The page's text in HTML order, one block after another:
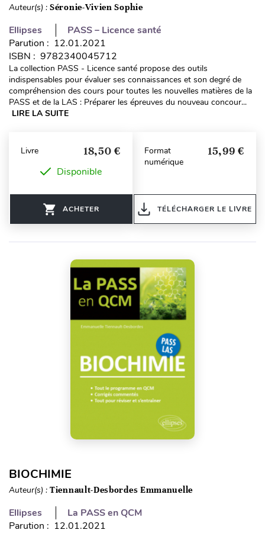
Auteur(s) : Séronie-Vivien Sophie
Ellipses
PASS – Licence santé
Parution : 12.01.2021
ISBN : 9782340045712
La collection PASS - Licence santé propose des outils
indispensables pour évaluer ses connaissances et son degré de
compréhension des cours pour toutes les nouvelles matières de la
PASS et de la LAS : Préparer les épreuves du nouveau concour...
LIRE LA SUITE
Livre 18,50 €
Disponible
ACHETER
Format
numérique
15,99 €
TÉLÉCHARGER LE LIVRE
BIOCHIMIE
Auteur(s) : Tiennault-Desbordes Emmanuelle
Ellipses
La PASS en QCM
Parution : 12.01.2021